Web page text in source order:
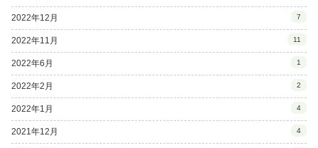
2022年12月 7
2022年11月 11
2022年6月 1
2022年2月 2
2022年1月 4
2021年12月 4